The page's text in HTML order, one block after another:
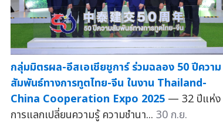
กลุ่มมิตรผล-อีสเอเชียชูการ์ ร่วมฉลอง 50 ปีความ
สัมพันธ์ทางการทูตไทย-จีน ในงาน Thailand-
China Cooperation Expo 2025 — 32 ปีแห่ง
การแลกเปลี่ยนความรู้ ความชำนา... 30 ก.ย.